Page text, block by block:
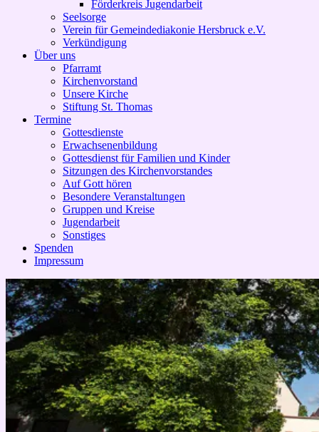
Förderkreis Jugendarbeit
Seelsorge
Verein für Gemeindediakonie Hersbruck e.V.
Verkündigung
Über uns
Pfarramt
Kirchenvorstand
Unsere Kirche
Stiftung St. Thomas
Termine
Gottesdienste
Erwachsenenbildung
Gottesdienst für Familien und Kinder
Sitzungen des Kirchenvorstandes
Auf Gott hören
Besondere Veranstaltungen
Gruppen und Kreise
Jugendarbeit
Sonstiges
Spenden
Impressum